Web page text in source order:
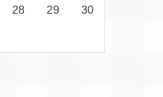
28 29 30